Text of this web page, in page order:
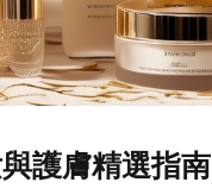
護膚精選指南